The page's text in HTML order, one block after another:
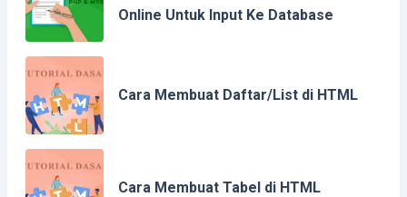
Online Untuk Input Ke Database
Cara Membuat Daftar/List di HTML
Cara Membuat Tabel di HTML